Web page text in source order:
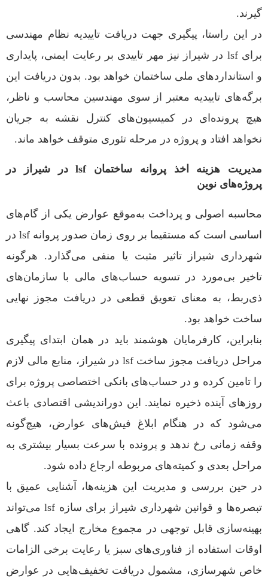
گیرند.
در این راستا، پیگیری جهت دریافت تاییدیه نظام مهندسی
برای lsf در شیراز نیز مهر تاییدی بر رعایت ایمنی، پایداری
و استانداردهای ملی ساختمان خواهد بود. بدون دریافت این
برگه‌های تاییدیه معتبر از سوی مهندسین محاسب و ناظر،
هیچ پرونده‌ای در کمیسیون‌های کنترل نقشه به جریان
نخواهد افتاد و پروژه در مرحله تئوری متوقف خواهد ماند.
مدیریت هزینه اخذ پروانه ساختمان lsf در شیراز در
پروژه‌های نوین
محاسبه اصولی و پرداخت به‌موقع عوارض یکی از گام‌های
اساسی است که مستقیما بر روی زمان صدور پروانه lsf در
شهرداری شیراز تاثیر مثبت یا منفی می‌گذارد. هرگونه
تاخیر بی‌مورد در تسویه حساب‌های مالی با سازمان‌های
ذی‌ربط، به معنای تعویق قطعی در دریافت مجوز نهایی
ساخت خواهد بود.
بنابراین، کارفرمایان هوشمند باید در همان ابتدای پیگیری
مراحل دریافت مجوز ساخت lsf در شیراز، منابع مالی لازم
را تامین کرده و در حساب‌های بانکی اختصاصی پروژه برای
روزهای آینده ذخیره نمایند. این دوراندیشی اقتصادی باعث
می‌شود که در هنگام ابلاغ فیش‌های عوارض، هیچ‌گونه
وقفه زمانی رخ ندهد و پرونده با سرعت بسیار بیشتری به
مراحل بعدی و کمیته‌های مربوطه ارجاع داده شود.
در حین بررسی و مدیریت این هزینه‌ها، آشنایی عمیق با
تبصره‌ها و قوانین شهرداری شیراز برای سازه lsf می‌تواند
بهینه‌سازی قابل توجهی در مجموع مخارج ایجاد کند. گاهی
اوقات استفاده از فناوری‌های سبز یا رعایت برخی الزامات
خاص شهرسازی، مشمول دریافت تخفیف‌هایی در عوارض